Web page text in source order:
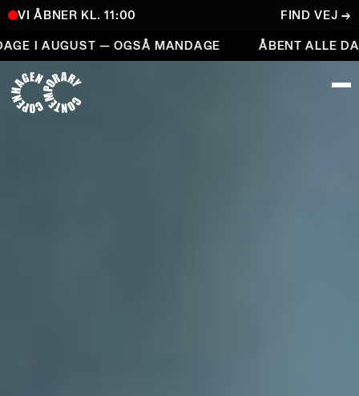
VI ÅBNER KL. 11:00 FIND VEJ →
Åbent alle dage i august — også mandage
I AUGUST — OGSÅ MANDAGE ÅBENT ALLE